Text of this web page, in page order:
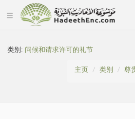
类别: 问候和请求许可的礼节
主页
类别 尊